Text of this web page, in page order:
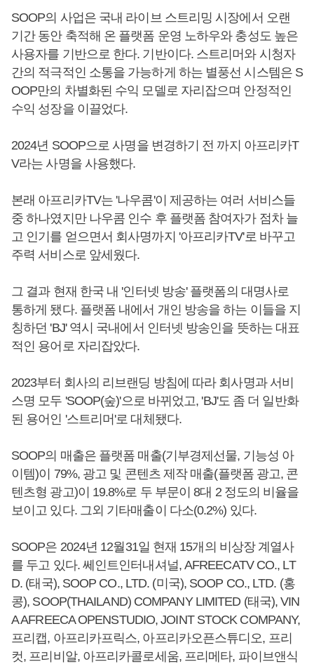
SOOP의 사업은 국내 라이브 스트리밍 시장에서 오랜
기간 동안 축적해 온 플랫폼 운영 노하우와 충성도 높은
사용자를 기반으로 한다. 기반이다. 스트리머와 시청자
간의 적극적인 소통을 가능하게 하는 별풍선 시스템은 S
OOP만의 차별화된 수익 모델로 자리잡으며 안정적인
수익 성장을 이끌었다.
2024년 SOOP으로 사명을 변경하기 전 까지 아프리카T
V라는 사명을 사용했다.
본래 아프리카TV는 '나우콤'이 제공하는 여러 서비스들
중 하나였지만 나우콤 인수 후 플랫폼 참여자가 점차 늘
고 인기를 얻으면서 회사명까지 '아프리카TV'로 바꾸고
주력 서비스로 앞세웠다.
그 결과 현재 한국 내 '인터넷 방송' 플랫폼의 대명사로
통하게 됐다. 플랫폼 내에서 개인 방송을 하는 이들을 지
칭하던 'BJ' 역시 국내에서 인터넷 방송인을 뜻하는 대표
적인 용어로 자리잡았다.
2023부터 회사의 리브랜딩 방침에 따라 회사명과 서비
스명 모두 'SOOP(숲)'으로 바뀌었고, 'BJ'도 좀 더 일반화
된 용어인 '스트리머'로 대체됐다.
SOOP의 매출은 플랫폼 매출(기부경제선물, 기능성 아
이템)이 79%, 광고 및 콘텐츠 제작 매출(플랫폼 광고, 콘
텐츠형 광고)이 19.8%로 두 부문이 8대 2 정도의 비율을
보이고 있다. 그외 기타매출이 다소(0.2%) 있다.
SOOP은 2024년 12월31일 현재 15개의 비상장 계열사
를 두고 있다. 쎄인트인터내셔널, AFREECATV CO., LT
D. (태국), SOOP CO., LTD. (미국), SOOP CO., LTD. (홍
콩), SOOP(THAILAND) COMPANY LIMITED (태국), VIN
A AFREECA OPENSTUDIO, JOINT STOCK COMPANY,
프리캡, 아프리카프릭스, 아프리카오픈스튜디오, 프리
컷, 프리비알, 아프리카콜로세움, 프리메타, 파이브앤식